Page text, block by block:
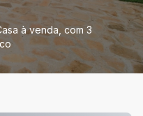
à venda, com 3